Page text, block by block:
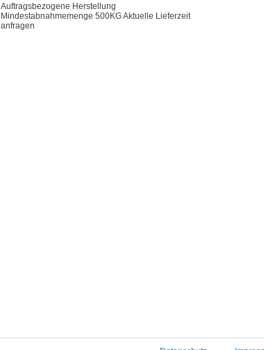
Auftragsbezogene Herstellung
Mindestabnahmemenge 500KG Aktuelle Lieferzeit
anfragen